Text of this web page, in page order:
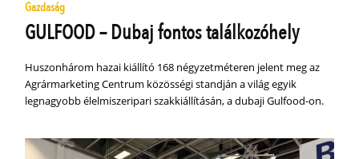
Gazdaság
GULFOOD – Dubaj fontos találkozóhely
Huszonhárom hazai kiállító 168 négyzetméteren jelent meg az
Agrármarketing Centrum közösségi standján a világ egyik
legnagyobb élelmiszeripari szakkiállításán, a dubaji Gulfood-on.